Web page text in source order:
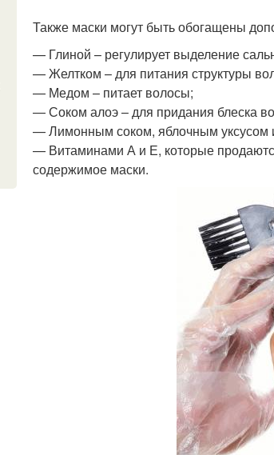
Также маски могут быть обогащены
— Глиной – регулирует выделение
— Желтком – для питания структуры
— Медом – питает волосы;
— Соком алоэ – для придания блеска
— Лимонным соком, яблочным уксусом
— Витаминами А и Е, которые
содержимое маски.